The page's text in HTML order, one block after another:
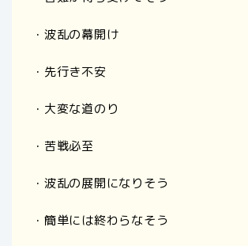
・波乱の幕開け
・先行き不安
・大変な道のり
・苦戦必至
・波乱の展開になりそう
・簡単には終わらなそう